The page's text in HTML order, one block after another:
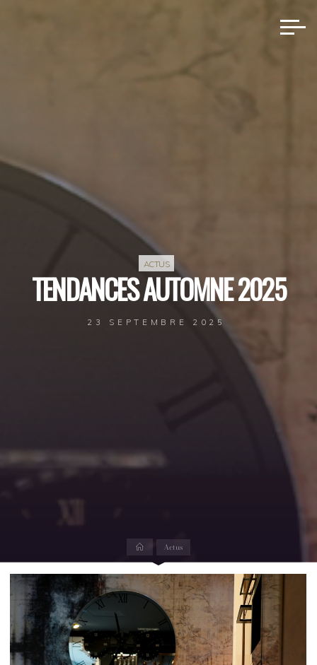
ACTUS
TENDANCES AUTOMNE 2025
23 SEPTEMBRE 2025
AccueilActus